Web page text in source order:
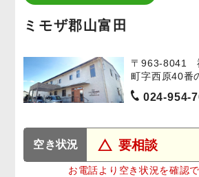
ミモザ郡山富田
〒963-8041
町字西原40番
024-954-
空き状況 要相談
お電話より空き状況を確認で